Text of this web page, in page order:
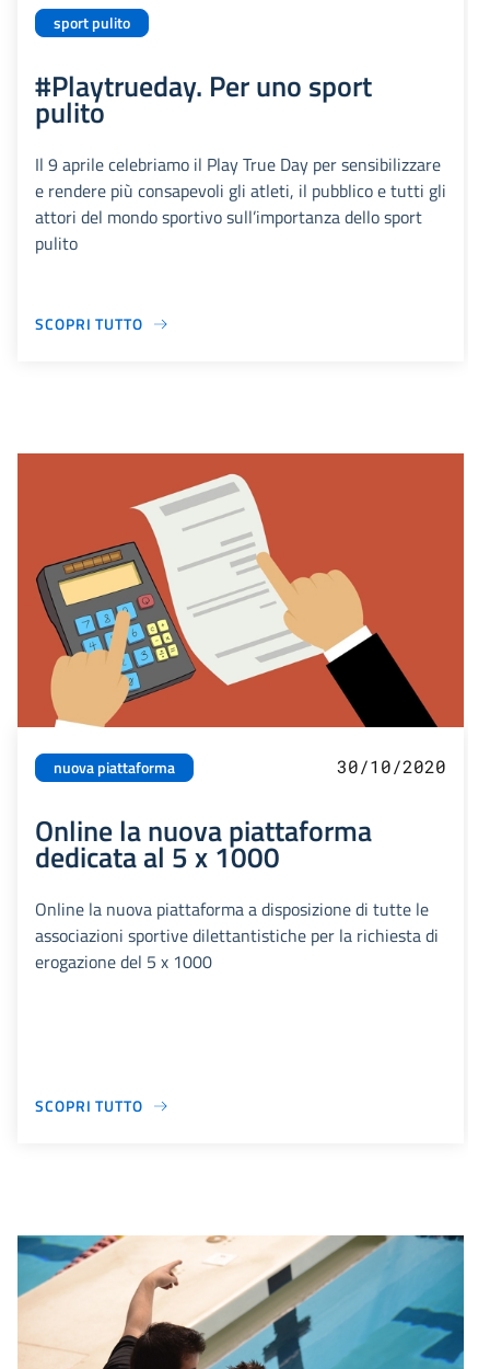
sport pulito
#Playtrueday. Per uno sport
pulito
Il 9 aprile celebriamo il Play True Day per sensibilizzare
e rendere più consapevoli gli atleti, il pubblico e tutti gli
attori del mondo sportivo sull’importanza dello sport
pulito
SCOPRI TUTTO
nuova piattaforma 30/10/2020
Online la nuova piattaforma
dedicata al 5 x 1000
Online la nuova piattaforma a disposizione di tutte le
associazioni sportive dilettantistiche per la richiesta di
erogazione del 5 x 1000
SCOPRI TUTTO